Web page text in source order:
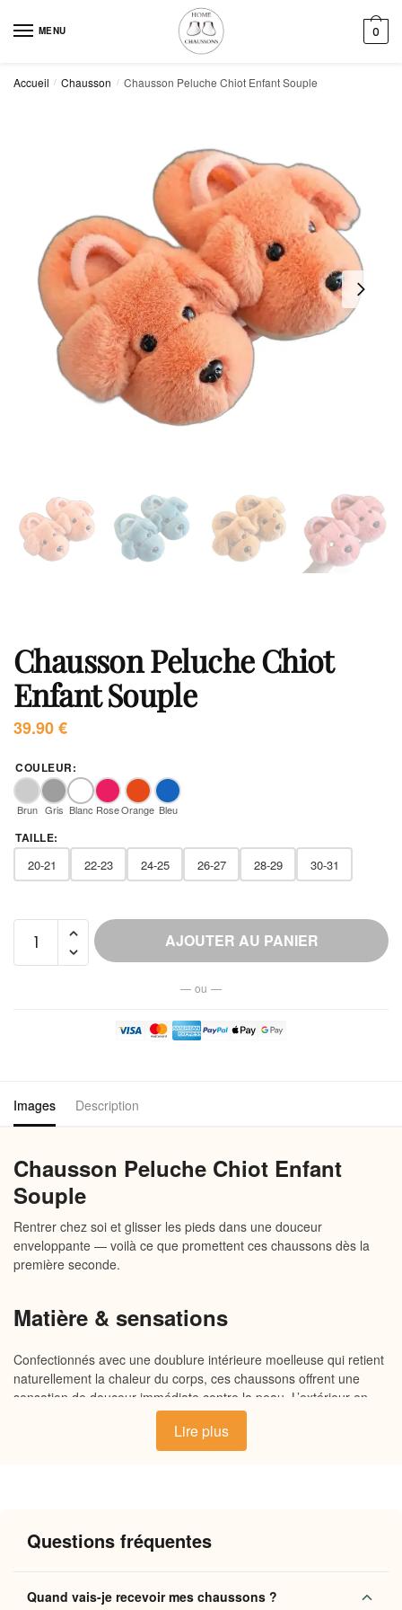
MENU 0
Accueil / Chausson / Chausson Peluche Chiot Enfant Souple
Chausson Peluche Chiot
Enfant Souple
39.90€
COULEUR:
Brun Gris Blanc RoseOrange Bleu
TAILLE:
20-21 22-23 24-25 26-27 28-29 30-31
Chausson
AJOUTER AU PANIER
— ou —
Images Description
Chausson Peluche Chiot Enfant
Souple
Rentrer chez soi et glisser les pieds dans une douceur
enveloppante — voilà ce que promettent ces chaussons dès la
première seconde.
Matière & sensations
Confectionnés avec une doublure intérieure moelleuse qui retient
naturellement la chaleur du corps, ces chaussons offrent une
sensation de douceur immédiate contre la peau. L’extérieur en
tissu souple épouse le pied sans le comprimer, tandis que la
semelle antidérapante apporte stabilité et confort à chaque pas.
Un équilibre pensé pour que la maison devienne vraiment un
Chaleur durable: la doublure isolante maintient une
température agréable même lors des soirées les plus
Lire plus
Questions fréquentes
Quand vais-je recevoir mes chaussons ?